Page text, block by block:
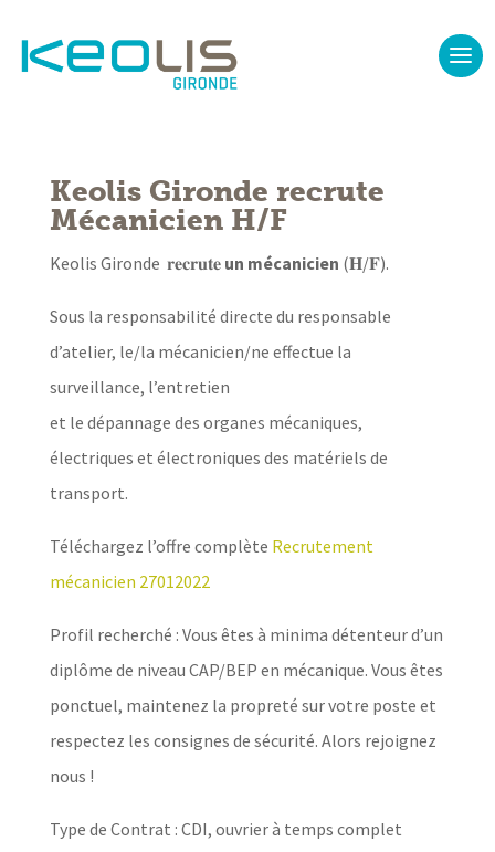
Keolis Gironde recrute
Mécanicien H/F
Keolis Gironde 𝐫𝐞𝐜𝐫𝐮𝐭𝐞un mécanicien (𝐇/𝐅).
Sous la responsabilité directe du responsable
d’atelier, le/la mécanicien/ne effectue la
surveillance, l’entretien
et le dépannage des organes mécaniques,
électriques et électroniques des matériels de
transport.
Téléchargez l’offre complète Recrutement
mécanicien 27012022
Profil recherché : Vous êtes à minima détenteur d’un
diplôme de niveau CAP/BEP en mécanique. Vous êtes
ponctuel, maintenez la propreté sur votre poste et
respectez les consignes de sécurité. Alors rejoignez
nous !
Type de Contrat : CDI, ouvrier à temps complet